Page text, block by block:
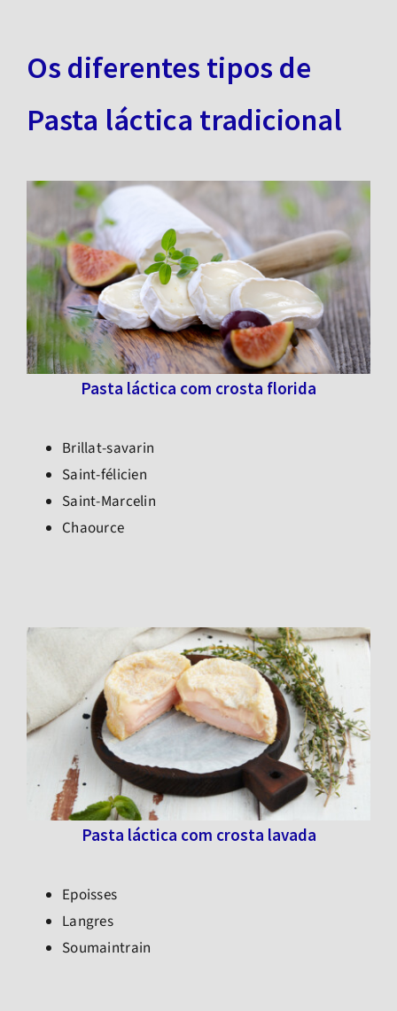
Os diferentes tipos de
Pasta láctica tradicional
Pasta láctica com crosta florida
Brillat-savarin
Saint-félicien
Saint-Marcelin
Chaource
Pasta láctica com crosta lavada
Epoisses
Langres
Soumaintrain